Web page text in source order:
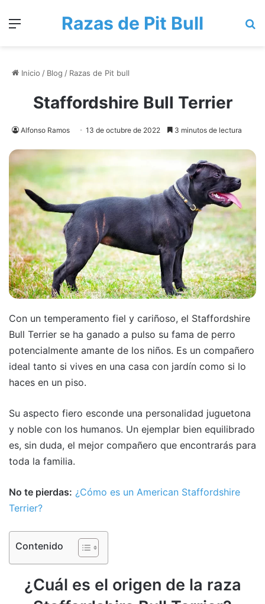
Menú Razas de Pit Bull
Inicio / Blog / Razas de Pit bull
Staffordshire Bull Terrier
Alfonso Ramos 13 de octubre de 2022 3 minutos de lectura
Con un temperamento fiel y cariñoso, el Staffordshire
Bull Terrier se ha ganado a pulso su fama de perro
potencialmente amante de los niños. Es un compañero
ideal tanto si vives en una casa con jardín como si lo
haces en un piso.
Su aspecto fiero esconde una personalidad juguetona
y noble con los humanos. Un ejemplar bien equilibrado
es, sin duda, el mejor compañero que encontrarás para
toda la familia.
No te pierdas: ¿Cómo es un American Staffordshire
Terrier?
Contenido
¿Cuál es el origen de la raza